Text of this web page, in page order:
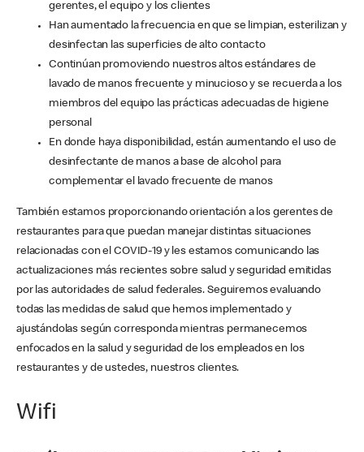
gerentes, el equipo y los clientes
Han aumentado la frecuencia en que se limpian, esterilizan y
desinfectan las superficies de alto contacto
Continúan promoviendo nuestros altos estándares de
lavado de manos frecuente y minucioso y se recuerda a los
miembros del equipo las prácticas adecuadas de higiene
personal
En donde haya disponibilidad, están aumentando el uso de
desinfectante de manos a base de alcohol para
complementar el lavado frecuente de manos
También estamos proporcionando orientación a los gerentes de
restaurantes para que puedan manejar distintas situaciones
relacionadas con el COVID-19 y les estamos comunicando las
actualizaciones más recientes sobre salud y seguridad emitidas
por las autoridades de salud federales. Seguiremos evaluando
todas las medidas de salud que hemos implementado y
ajustándolas según corresponda mientras permanecemos
enfocados en la salud y seguridad de los empleados en los
restaurantes y de ustedes, nuestros clientes.
Wifi